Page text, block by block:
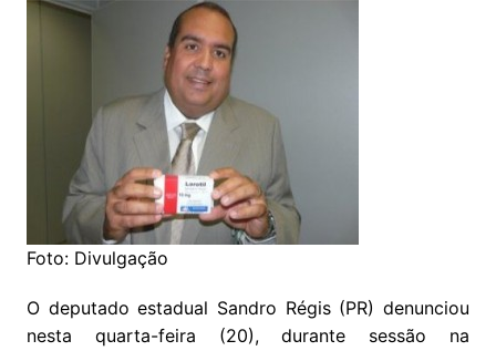
Foto: Divulgação
O deputado estadual Sandro Régis (PR) denunciou
nesta quarta-feira (20), durante sessão na